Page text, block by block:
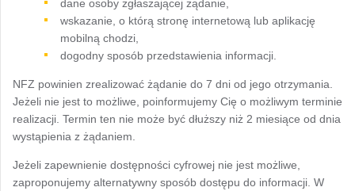
dane osoby zgłaszającej żądanie,
wskazanie, o którą stronę internetową lub aplikację
mobilną chodzi,
dogodny sposób przedstawienia informacji.
NFZ powinien zrealizować żądanie do 7 dni od jego otrzymania.
Jeżeli nie jest to możliwe, poinformujemy Cię o możliwym terminie
realizacji. Termin ten nie może być dłuższy niż 2 miesiące od dnia
wystąpienia z żądaniem.
Jeżeli zapewnienie dostępności cyfrowej nie jest możliwe,
zaproponujemy alternatywny sposób dostępu do informacji. W